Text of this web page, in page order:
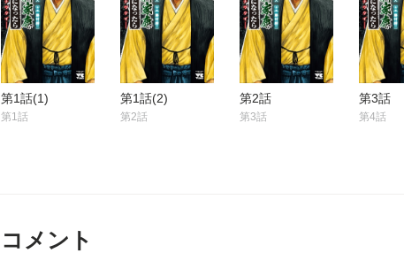
第1話(1)
第1話
第1話(2)
第2話
第2話
第3話
第3話
第4話
コメント